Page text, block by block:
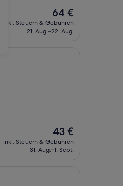
Der
Preis
beträgt
64 €
inkl. Steuern & Gebühren
21. Aug.–22. Aug.
Der
Preis
beträgt
43 €
inkl. Steuern & Gebühren
31. Aug.–1. Sept.